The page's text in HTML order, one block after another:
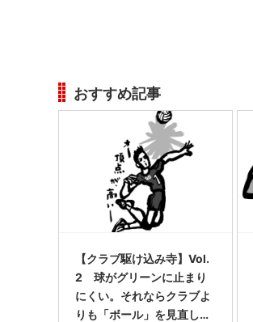
おすすめ記事
【クラブ駆け込み寺】Vol.
2 球がグリーンに止まり
にくい。それならクラブよ
りも「ボール」を見直して